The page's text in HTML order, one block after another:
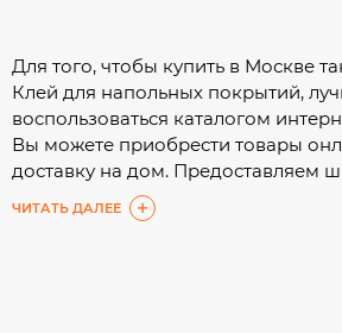
Для того, чтобы купить в Москве
Клей для напольных покрытий,
воспользоваться каталогом
Вы можете приобрести товары
доставку на дом. Предоставляем
ассортимент, а подробные
Вам сделать выбор с
ЧИТАТЬ ДАЛЕЕ